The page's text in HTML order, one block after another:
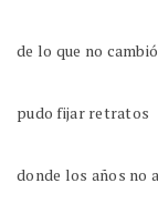
de lo que no
pudo fijar retratos
donde los años no